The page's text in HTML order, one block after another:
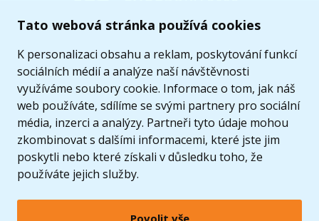
Tato webová stránka používá cookies
K personalizaci obsahu a reklam, poskytování funkcí
sociálních médií a analýze naší návštěvnosti
využíváme soubory cookie. Informace o tom, jak náš
web používáte, sdílíme se svými partnery pro sociální
média, inzerci a analýzy. Partneři tyto údaje mohou
zkombinovat s dalšími informacemi, které jste jim
poskytli nebo které získali v důsledku toho, že
používáte jejich služby.
Povolit vše